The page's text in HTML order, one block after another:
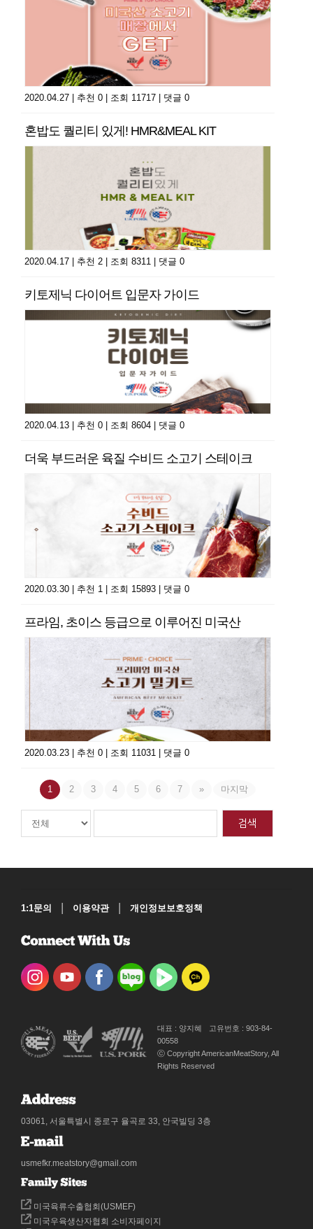
2020.04.27 추천 0 조회 11717 댓글 0
혼밥도 퀄리티 있게! HMR&MEAL KIT
2020.04.17 추천 2 조회 8311 댓글 0
키토제닉 다이어트 입문자 가이드
2020.04.13 추천 0 조회 8604 댓글 0
더욱 부드러운 육질 수비드 소고기 스테이크
2020.03.30 추천 1 조회 15893 댓글 0
프라임, 초이스 등급으로 이루어진 미국산
소고기 밀키트 소개
2020.03.23 추천 0 조회 11031 댓글 0
1 2 3 4 5 6 7 » 마지막
검색
1:1문의 | 이용약관 | 개인정보보호정책
대표 : 양지혜
고유번호 : 903-84-
00558
ⓒ Copyright AmericanMeatStory, All
Rights Reserved
03061, 서울특별시 종로구 율곡로 33, 안국빌딩 3층
usmefkr.meatstory@gmail.com
미국육류수출협회(USMEF)
미국우육생산자협회 소비자페이지